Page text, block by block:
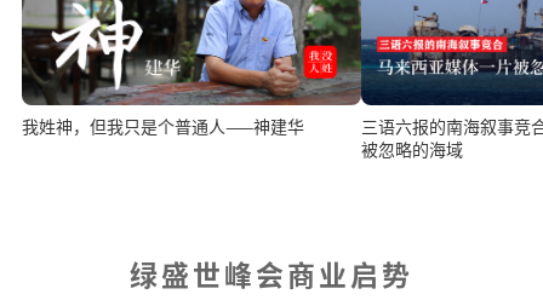
我姓神，但我只是个普通人——神建华
三语六报的南海叙事竞
被忽略的海域
绿盛世峰会商业启势